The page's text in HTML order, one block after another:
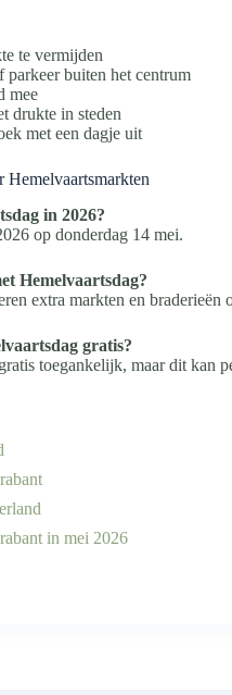
te vermijden
buiten het centrum
mee
drukte in steden
met een dagje uit
Hemelvaartsmarkten
in 2026?
op donderdag 14 mei.
Hemelvaartsdag?
extra markten en braderieën
gratis?
toegankelijk, maar dit kan
in mei 2026